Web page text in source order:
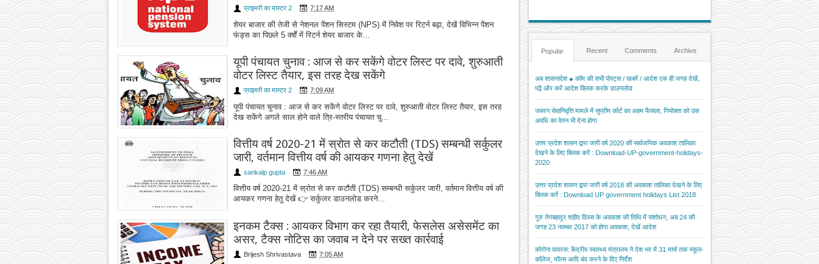
प्राइमरी का मास्टर 2 7:17 AM
शेयर बाजार की तेजी से नेशनल पेंशन सिस्टम (NPS) में निवेश पर रिटर्न बढ़ा, देखें विभिन्न पेंशन
फंड्स का पिछले 5 वर्षों में रिटर्न शेयर बाजार के...
यूपी पंचायत चुनाव : आज से कर सकेंगे वोटर लिस्ट पर दावे, शुरुआती
वोटर लिस्ट तैयार, इस तरह देख सकेंगे
प्राइमरी का मास्टर 2 7:09 AM
यूपी पंचायत चुनाव : आज से कर सकेंगे वोटर लिस्ट पर दावे, शुरुआती वोटर लिस्ट तैयार, इस तरह
देख सकेंगे अगले साल होने वाले त्रि-स्तरीय पंचायत चु...
वित्तीय वर्ष 2020-21 में स्रोत से कर कटौती (TDS) सम्बन्धी सर्कुलर
जारी, वर्तमान वित्तीय वर्ष की आयकर गणना हेतु देखें
sankalp gupta 7:46 AM
वित्तीय वर्ष 2020-21 में स्रोत से कर कटौती (TDS) सम्बन्धी सर्कुलर जारी, वर्तमान वित्तीय वर्ष की
आयकर गणना हेतु देखें 👉 सर्कुलर डाउनलोड करने...
इनकम टैक्स : आयकर विभाग कर रहा तैयारी, फेसलेस असेसमेंट का
असर, टैक्स नोटिस का जवाब न देने पर सख्त कार्रवाई
Brijesh Shrivastava 7:05 AM
Popular Recent Comments Archive
अब शासनादेश ● कॉम की सभी पोस्ट्स / खबरें / आदेश एक ही जगह देखें,
पढ़ें और करें आदेश क्लिक करके डाउनलोड
जबरन सेवानिवृत्ति मामले में सुप्रीम कोर्ट का अहम फैसला, नियोक्ता को उस
अवधि का वेतन भी देना होगा
उत्तर प्रदेश शासन द्वारा जारी वर्ष 2020 की सार्वजनिक अवकाश तालिका
देखने के लिए क्लिक करें : Download-UP-government-holidays-
2020
उत्तर प्रदेश शासन द्वारा जारी वर्ष 2018 की अवकाश तालिका देखने के लिए
क्लिक करें : Download UP government holidays List 2018
गुरु तेगबहादुर शहीद दिवस के अवकाश की तिथि में संशोधन, अब 24 की
जगह 23 नवम्बर 2017 को होगा अवकाश, देखें आदेश
कोरोना वायरस: केंद्रीय स्वास्थ्य मंत्रालय ने देश भर में 31 मार्च तक स्कूल-
कॉलेज, मॉल्स आदि बंद करने के दिए निर्देश